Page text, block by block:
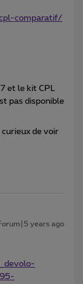
comparatif/
et le kit CPL
pas disponible
curieux de voir
years ago